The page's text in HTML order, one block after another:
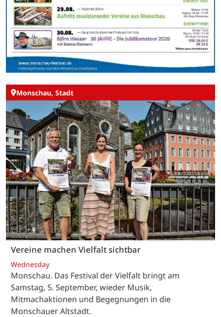
Monschau, Stadt
Vereine machen Vielfalt sichtbar
Wednesday
Monschau. Das Festival der Vielfalt bringt am
Samstag, 5. September, wieder Musik,
Mitmachaktionen und Begegnungen in die
Monschauer Altstadt.